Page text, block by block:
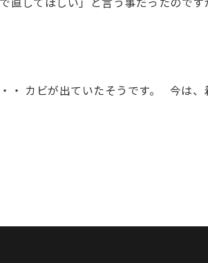
カビが出ていたそうです。 今は、